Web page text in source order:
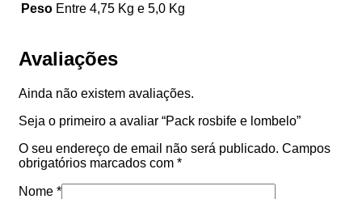
Peso Entre 4,75 Kg e 5,0 Kg
Avaliações
Ainda não existem avaliações.
Seja o primeiro a avaliar “Pack rosbife e lombelo”
O seu endereço de email não será publicado. Campos
obrigatórios marcados com *
Nome *